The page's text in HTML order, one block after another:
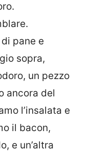
pane e
sopra,
un pezzo
ancora del
l’insalata e
il bacon,
e un’altra